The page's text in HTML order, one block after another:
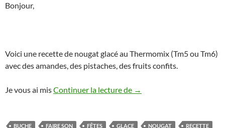
Bonjour,
Voici une recette de nougat glacé au Thermomix (Tm5 ou Tm6)
avec des amandes, des pistaches, des fruits confits.
Je vous ai misContinuer la lecture de Nougat glacé au
→
BUCHE FAIRE SON FÊTES GLACE NOUGAT RECETTE